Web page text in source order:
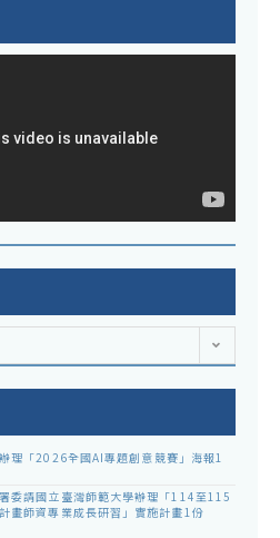
理「2026全國AI專題創意競賽」海報1
委請國立臺灣師範大學辦理「114至115
畫師資專業成長研習」實施計畫1份